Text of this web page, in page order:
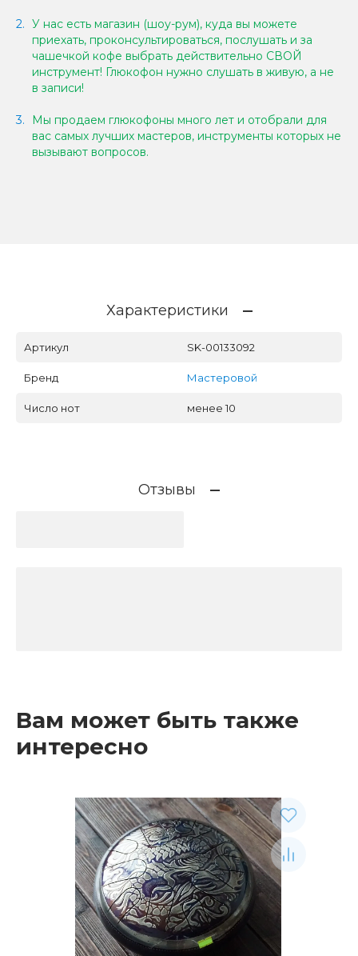
У нас есть магазин (шоу-рум), куда вы можете
приехать, проконсультироваться, послушать и за
чашечкой кофе выбрать действительно СВОЙ
инструмент! Глюкофон нужно слушать в живую, а не
в записи!
Мы продаем глюкофоны много лет и отобрали для
вас самых лучших мастеров, инструменты которых не
вызывают вопросов.
Характеристики
Артикул SK-00133092
Бренд Мастеровой
Число нот менее 10
Отзывы
Вам может быть также
интересно